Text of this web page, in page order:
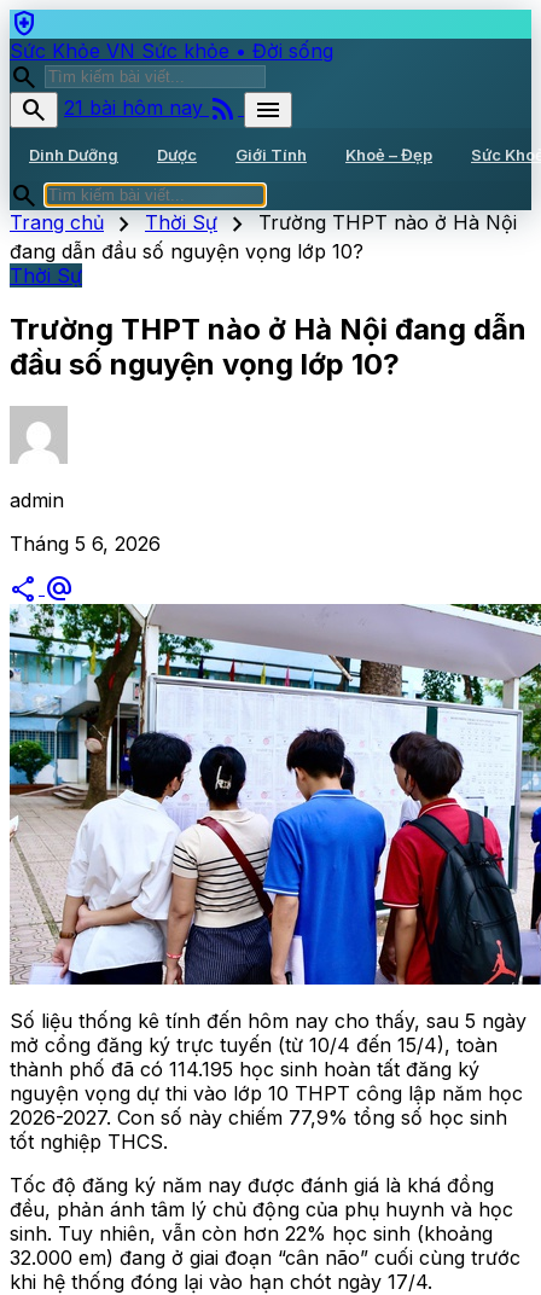
health_and_safety
Sức Khỏe VN Sức khỏe • Đời sống
search
search
21 bài hôm nay rss_feed menu
Dinh Dưỡng Dược Giới Tính Khoẻ – Đẹp Sức
search
Trang chủ chevron_right Thời Sự chevron_right Trường THPT nào ở Hà Nội
đang dẫn đầu số nguyện vọng lớp 10?
Thời Sự
Trường THPT nào ở Hà Nội đang dẫn
đầu số nguyện vọng lớp 10?
admin
Tháng 5 6, 2026
share alternate_email
Số liệu thống kê tính đến hôm nay cho thấy, sau 5 ngày
mở cổng đăng ký trực tuyến (từ 10/4 đến 15/4), toàn
thành phố đã có 114.195 học sinh hoàn tất đăng ký
nguyện vọng dự thi vào lớp 10 THPT công lập năm học
2026-2027. Con số này chiếm 77,9% tổng số học sinh
tốt nghiệp THCS.
Tốc độ đăng ký năm nay được đánh giá là khá đồng
đều, phản ánh tâm lý chủ động của phụ huynh và học
sinh. Tuy nhiên, vẫn còn hơn 22% học sinh (khoảng
32.000 em) đang ở giai đoạn “cân não” cuối cùng trước
khi hệ thống đóng lại vào hạn chót ngày 17/4.